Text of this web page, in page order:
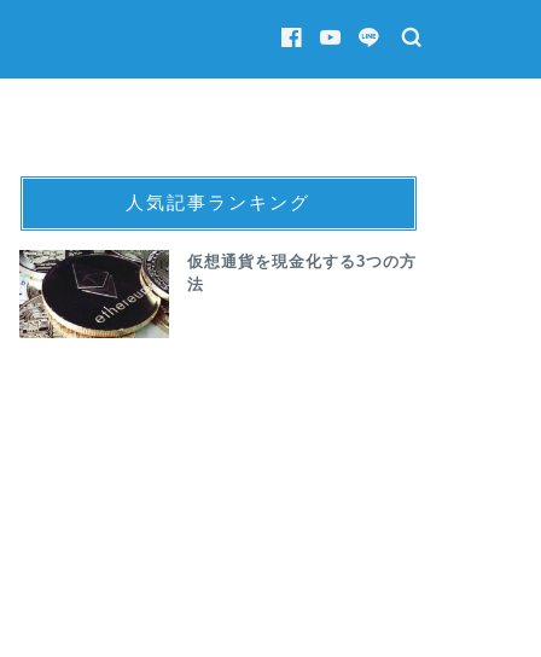
人気記事ランキング
仮想通貨を現金化する3つの方
法